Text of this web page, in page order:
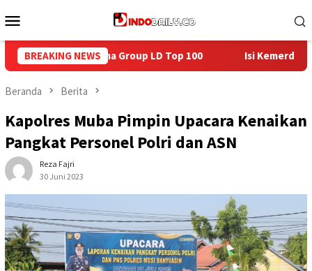
ke
Mobile
BREAKING NEWS
Isi Kemerdekaan dengan Kepedulian, Lapas Sekayu
Beranda Berita
Kapolres Muba Pimpin Upacara Kenaikan
Pangkat Personel Polri dan ASN
Reza Fajri
30 Juni 2023